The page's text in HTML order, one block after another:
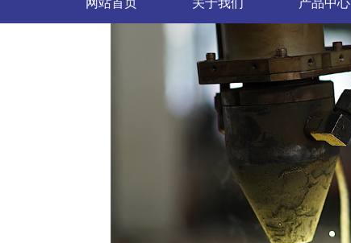
网站首页 关于我们 产品中心